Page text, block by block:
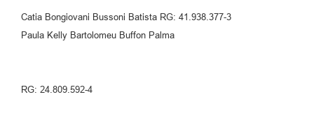
Catia Bongiovani Bussoni Batista RG: 41.938.377-3
Paula Kelly Bartolomeu Buffon Palma
RG: 24.809.592-4